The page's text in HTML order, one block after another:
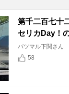
第千二百七十
セリカDay！
バツマル下関さん
58